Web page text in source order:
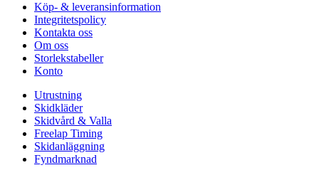
Köp- & leveransinformation
Integritetspolicy
Kontakta oss
Om oss
Storlekstabeller
Konto
Utrustning
Skidkläder
Skidvård & Valla
Freelap Timing
Skidanläggning
Fyndmarknad